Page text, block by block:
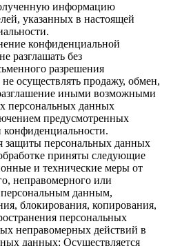
информацию
указанных в настоящей
конфиденциальной
разглашать без
разрешения
осуществлять продажу, обмен,
иными возможными
персональных данных
предусмотренных
защиты персональных данных
приняты следующие
и технические меры от
неправомерного или
персональным данным,
блокирования, копирования,
персональных
неправомерных действий в
данных: Осуществляется